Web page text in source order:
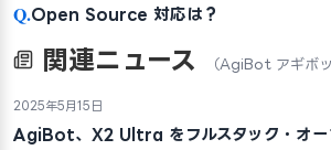
Q.Open Source 対応は？
関連ニュース （AgiBot アギボ
2025年5月15日
AgiBot、X2 Ultra をフルスタック・オー